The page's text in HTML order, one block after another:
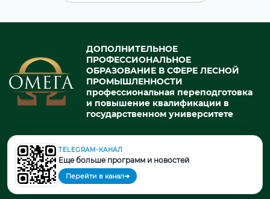
ДОПОЛНИТЕЛЬНОЕ
ПРОФЕССИОНАЛЬНОЕ
ОБРАЗОВАНИЕ В СФЕРЕ ЛЕСНОЙ
ПРОМЫШЛЕННОСТИ
профессиональная переподготовка
и повышение квалификации в
государственном университете
© 2026. При использовании материалов портала активная ссылка
на источник обязательна.
TELEGRAM-КАНАЛ
Еще больше программ и новостей
Перейти в канал➔